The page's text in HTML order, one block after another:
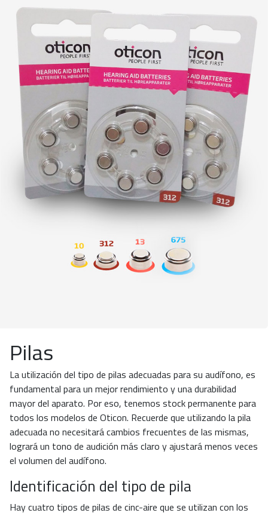
Pilas
La utilización del tipo de pilas adecuadas para su audífono, es
fundamental para un mejor rendimiento y una durabilidad
mayor del aparato. Por eso, tenemos stock permanente para
todos los modelos de Oticon. Recuerde que utilizando la pila
adecuada no necesitará cambios frecuentes de las mismas,
logrará un tono de audición más claro y ajustará menos veces
el volumen del audífono.
Identificación del tipo de pila
Hay cuatro tipos de pilas de cinc-aire que se utilizan con los